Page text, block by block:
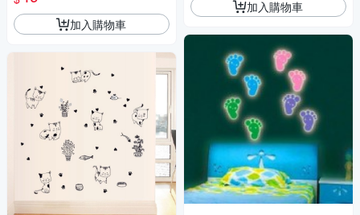
加入購物車
加入購物車